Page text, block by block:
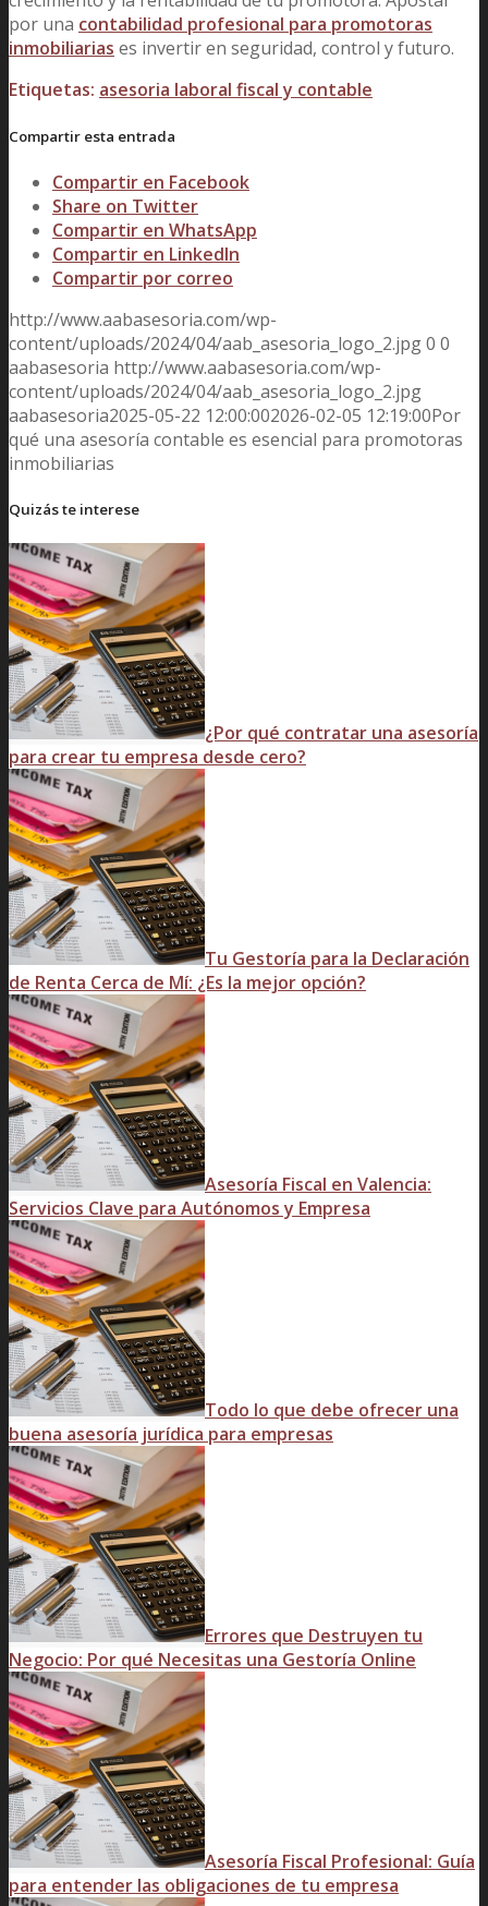
por una contabilidad profesional para promotoras
inmobiliarias es invertir en seguridad, control y futuro.
Etiquetas: asesoria laboral fiscal y contable
Compartir esta entrada
Compartir en Facebook
Share on Twitter
Compartir en WhatsApp
Compartir en LinkedIn
Compartir por correo
http://www.aabasesoria.com/wp-
content/uploads/2024/04/aab_asesoria_logo_2.jpg0 0
aabasesoria http://www.aabasesoria.com/wp-
content/uploads/2024/04/aab_asesoria_logo_2.jpg
aabasesoria2025-05-22 12:00:002026-02-05 12:19:00Por
qué una asesoría contable es esencial para promotoras
inmobiliarias
Quizás te interese
¿Por qué contratar una asesoría
para crear tu empresa desde cero?
Tu Gestoría para la Declaración
de Renta Cerca de Mí: ¿Es la mejor opción?
Asesoría Fiscal en Valencia:
Servicios Clave para Autónomos y Empresa
Todo lo que debe ofrecer una
buena asesoría jurídica para empresas
Errores que Destruyen tu
Negocio: Por qué Necesitas una Gestoría Online
Asesoría Fiscal Profesional: Guía
para entender las obligaciones de tu empresa